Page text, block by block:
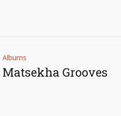
Albums
Matsekha Grooves